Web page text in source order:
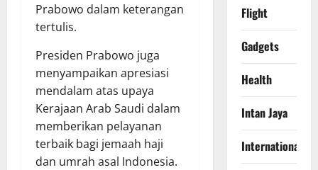
Prabowo dalam keterangan
tertulis.
Presiden Prabowo juga
menyampaikan apresiasi
mendalam atas upaya
Kerajaan Arab Saudi dalam
memberikan pelayanan
terbaik bagi jemaah haji
dan umrah asal Indonesia.
Flight
Gadgets
Health
Intan Jaya
International